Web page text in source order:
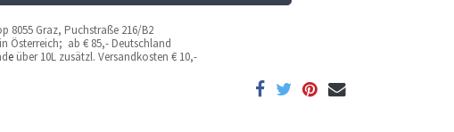
8055 Graz, Puchstraße 216/B2
Österreich; ab € 85,- Deutschland
e über 10L zusätzl. Versandkosten € 10,-